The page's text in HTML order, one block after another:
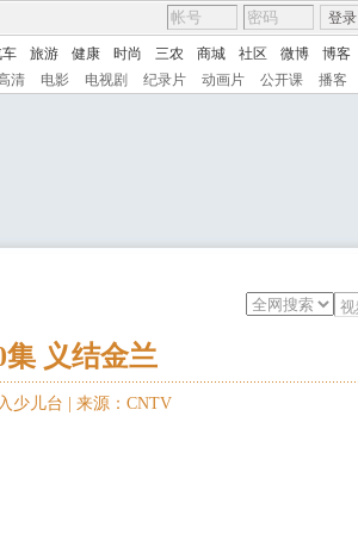
登录
旅游 健康 时尚 三农 商城 社区 微博 博客
清 电影 电视剧 纪录片 动画片 公开课 播客
集 义结金兰
少儿台 来源：CNTV